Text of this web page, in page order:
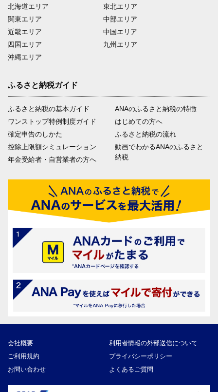
北海道エリア
関東エリア
近畿エリア
四国エリア
沖縄エリア
東北エリア
中部エリア
中国エリア
九州エリア
ふるさと納税ガイド
ふるさと納税の基本ガイド
ワンストップ特例制度ガイド
確定申告のしかた
控除上限額シミュレーション
年金受給者・自営業者の方へ
ANAのふるさと納税の特徴
はじめての方へ
ふるさと納税の流れ
動画でわかるANAのふるさと
納税
会社概要
利用者情報の外部送信について
ご利用規約
プライバシーポリシー
お問い合わせ
よくあるご質問